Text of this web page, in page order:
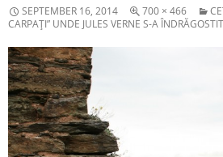
SEPTEMBER 16, 2014 700 × 466
CARPAŢI” UNDE JULES VERNE S-A